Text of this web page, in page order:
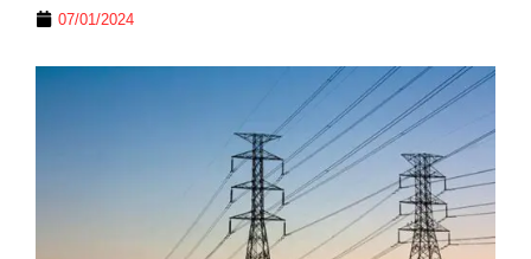
07/01/2024